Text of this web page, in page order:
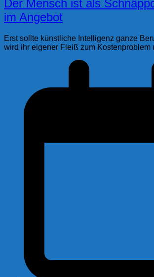
Der Mensch ist als
im Angebot
Erst sollte künstliche Intelligenz ganze
wird ihr eigener Fleiß zum Kostenproblem